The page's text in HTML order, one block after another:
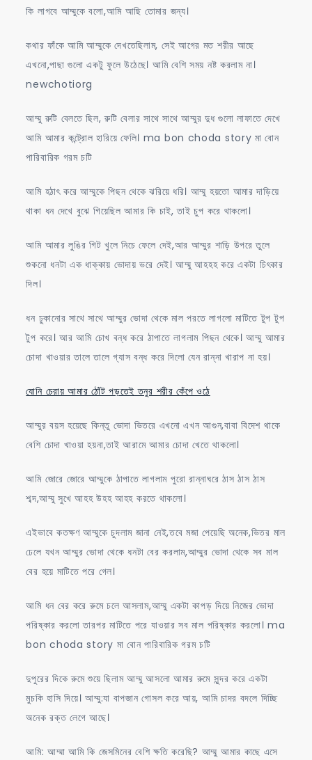
কি লাগবে আম্মুকে বলো,আমি আছি তোমার জন্য।
কথার ফাঁকে আমি আম্মুকে দেখতেছিলাম, সেই আগের মত শরীর আছে
এখনো,পাছা গুলো একটু ফুলে উঠেছে। আমি বেশি সময় নষ্ট করলাম না।
newchotiorg
আম্মু রুটি বেলতে ছিল, রুটি বেলার সাথে সাথে আম্মুর দুধ গুলো লাফাতে দেখে
আমি আমার কন্ট্রোল হারিয়ে ফেলি। ma bon choda story মা বোন
পারিবারিক গরম চটি
আমি হঠাৎ করে আম্মুকে পিছন থেকে ঝরিয়ে ধরি। আম্মু হয়তো আমার দাড়িয়ে
থাকা ধন দেখে বুঝে গিয়েছিল আমার কি চাই, তাই চুপ করে থাকলো।
আমি আমার লুঙির গিট খুলে নিচে ফেলে দেই,আর আম্মুর শাড়ি উপরে তুলে
শুকনো ধনটা এক ধাক্কায় ভোদায় ভরে দেই। আম্মু আহহহ করে একটা চিৎকার
দিল।
ধন ঢুকানোর সাথে সাথে আম্মুর ভোদা থেকে মাল পরতে লাগলো মাটিতে টুপ টুপ
টুপ করে। আর আমি চোখ বন্ধ করে ঠাপাতে লাগলাম পিছন থেকে। আম্মু আমার
চোদা খাওয়ার তালে তালে গ্যাস বন্ধ করে দিলো যেন রান্না খারাপ না হয়।
যোনি চেরায় আমার ঠোঁট পড়তেই তনুর শরীর কেঁপে ওঠে
আম্মুর বয়স হয়েছে কিন্তু ভোদা ভিতরে এখনো এখন আগুন,বাবা বিদেশ থাকে
বেশি চোদা খাওয়া হয়না,তাই আরামে আমার চোদা খেতে থাকলো।
আমি জোরে জোরে আম্মুকে ঠাপাতে লাগলাম পুরো রান্নাঘরে ঠাস ঠাস ঠাস
শব্দ,আম্মু সুখে আহহ উহহ আহহ করতে থাকলো।
এইভাবে কতক্ষণ আম্মুকে চুদলাম জানা নেই,তবে মজা পেয়েছি অনেক,ভিতর মাল
ঢেলে যখন আম্মুর ভোদা থেকে ধনটা বের করলাম,আম্মুর ভোদা থেকে সব মাল
বের হয়ে মাটিতে পরে গেল।
আমি ধন বের করে রুমে চলে আসলাম,আম্মু একটা কাপড় দিয়ে নিজের ভোদা
পরিষ্কার করলো তারপর মাটিতে পরে যাওয়ার সব মাল পরিষ্কার করলো। ma
bon choda story মা বোন পারিবারিক গরম চটি
দুপুরের দিকে রুমে শুয়ে ছিলাম আম্মু আসলো আমার রুমে সুন্দর করে একটা
মুচকি হাসি দিয়ে। আম্মু:যা বাপজান গোসল করে আয়, আমি চাদর বদলে দিচ্ছি
অনেক রক্ত লেগে আছে।
আমি: আম্মা আমি কি জেসমিনের বেশি ক্ষতি করেছি? আম্মু আমার কাছে এসে